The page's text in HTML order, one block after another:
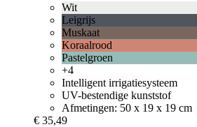
Wit
Leigrijs
Muskaat
Koraalrood
Pastelgroen
+4
Intelligent irrigatiesysteem
UV-bestendige kunststof
Afmetingen: 50 x 19 x 19 cm
€ 35,49